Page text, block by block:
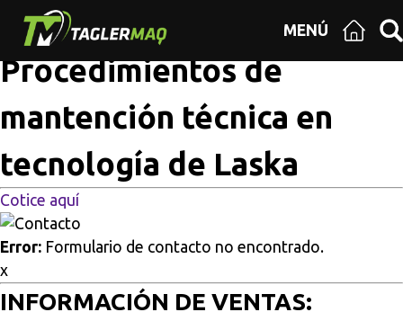
MENÚ
Multisitios
en tecnología de Laska
Procedimientos de
mantención técnica en
tecnología de Laska
Cotice aquí
Error: Formulario de contacto no encontrado.
x
INFORMACIÓN DE VENTAS: